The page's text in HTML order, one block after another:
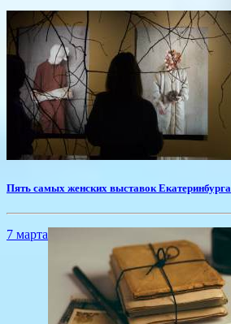
​Пять самых женских выставок Екатеринбурга
7 марта